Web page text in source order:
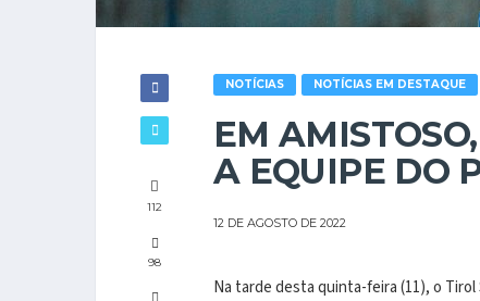
112
98
NOTÍCIAS NOTÍCIAS EM DESTAQUE
EM
A EQUIPE DO
12 DE AGOSTO DE 2022
Na tarde desta quinta-feira (11), o Tirol